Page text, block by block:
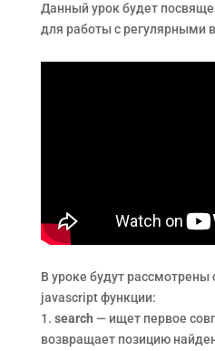
Данный урок будет
для работы с регулярными
В уроке будут
javascript функции:
1. search — ищет первое
возвращает позицию